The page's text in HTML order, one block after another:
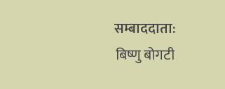
सम्बाददाता:
बिष्णु बोगटी